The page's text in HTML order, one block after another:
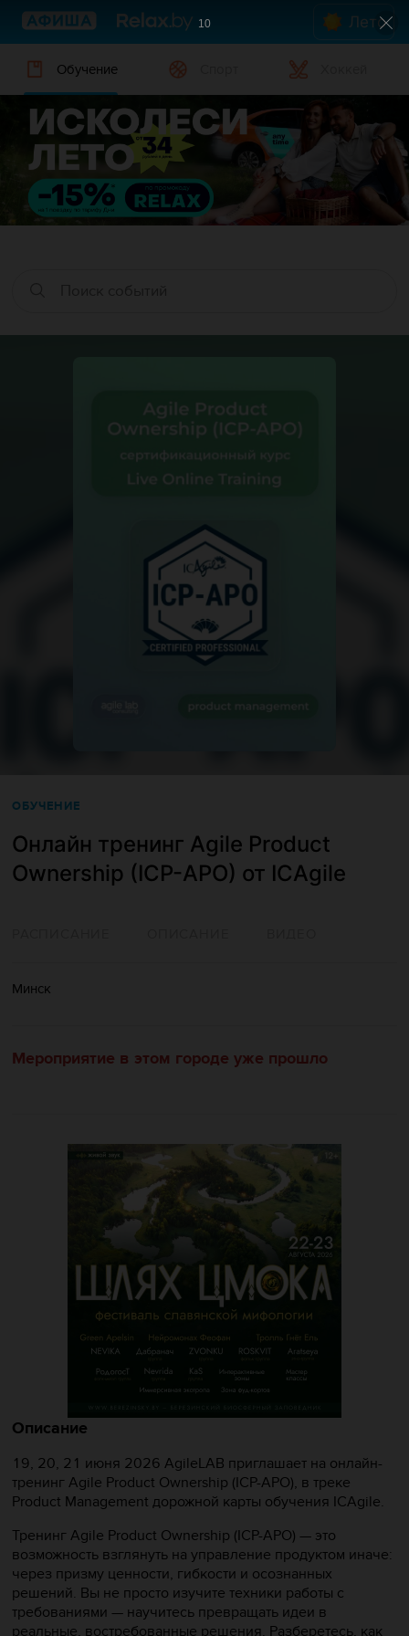
Лето
Обучение
ОБУЧЕНИЕ
Онлайн тренинг Agile Product
Ownership (ICP-APO) от ICAgile
Минск
Мероприятие в этом городе уже прошло
Описание
19, 20, 21 июня 2026 AgileLAB приглашает на онлайн-
тренинг Agile Product Ownership (ICP-APO), в треке
Product Management дорожной карты обучения ICAgile.
Тренинг Agile Product Ownership (ICP-APO) — это
возможность взглянуть на управление продуктом иначе:
через призму ценности, гибкости и осознанных
решений. Вы не просто изучите техники работы с
требованиями — научитесь превращать идеи в
реальные, востребованные решения. Разберетесь, как
10